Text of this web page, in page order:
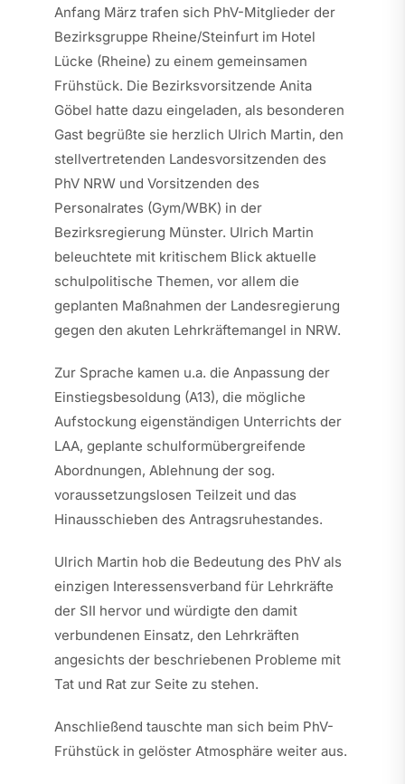
Anfang März trafen sich PhV-Mitglieder der
Bezirksgruppe Rheine/Steinfurt im Hotel
Lücke (Rheine) zu einem gemeinsamen
Frühstück. Die Bezirksvorsitzende Anita
Göbel hatte dazu eingeladen, als besonderen
Gast begrüßte sie herzlich Ulrich Martin, den
stellvertretenden Landesvorsitzenden des
PhV NRW und Vorsitzenden des
Personalrates (Gym/WBK) in der
Bezirksregierung Münster. Ulrich Martin
beleuchtete mit kritischem Blick aktuelle
schulpolitische Themen, vor allem die
geplanten Maßnahmen der Landesregierung
gegen den akuten Lehrkräftemangel in NRW.
Zur Sprache kamen u.a. die Anpassung der
Einstiegsbesoldung (A13), die mögliche
Aufstockung eigenständigen Unterrichts der
LAA, geplante schulformübergreifende
Abordnungen, Ablehnung der sog.
voraussetzungslosen Teilzeit und das
Hinausschieben des Antragsruhestandes.
Ulrich Martin hob die Bedeutung des PhV als
einzigen Interessensverband für Lehrkräfte
der SII hervor und würdigte den damit
verbundenen Einsatz, den Lehrkräften
angesichts der beschriebenen Probleme mit
Tat und Rat zur Seite zu stehen.
Anschließend tauschte man sich beim PhV-
Frühstück in gelöster Atmosphäre weiter aus.